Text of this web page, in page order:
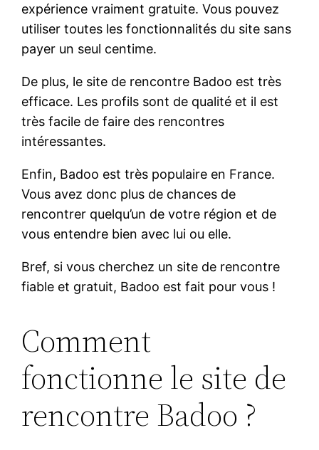
expérience vraiment gratuite. Vous pouvez
utiliser toutes les fonctionnalités du site sans
payer un seul centime.
De plus, le site de rencontre Badoo est très
efficace. Les profils sont de qualité et il est
très facile de faire des rencontres
intéressantes.
Enfin, Badoo est très populaire en France.
Vous avez donc plus de chances de
rencontrer quelqu’un de votre région et de
vous entendre bien avec lui ou elle.
Bref, si vous cherchez un site de rencontre
fiable et gratuit, Badoo est fait pour vous !
Comment
fonctionne le site de
rencontre Badoo ?